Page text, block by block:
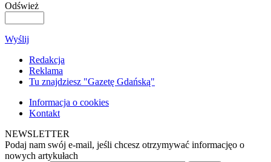
Odśwież
Wyślij
Redakcja
Reklama
Tu znajdziesz "Gazetę Gdańską"
Informacja o cookies
Kontakt
NEWSLETTER
Podaj nam swój e-mail, jeśli chcesz otrzymywać informacjęo o
nowych artykułach